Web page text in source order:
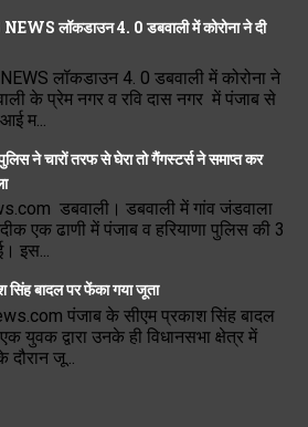
लॉकडाउन 4. 0 डबवाली में कोरोना ने दी
लॉकडाउन 4. 0 डबवाली में कोरोना ने
के प्रेम नगर व रवि दास नगर में पंजाब से
म...
ने चारों तरफ से घेरा तो गैंगस्टर्स ने समाप्त कर
डबवाली। डबवाली में गांव जंडवाला
एक ढाणी में पंजाब व हरियाणा पुलिस की 3
इस...
सिंह बादल पर फेंका गया जूता
पंजाब के सीएम प्रकाश सिंह बादल
युवक द्वारा उनके ही विधानसभा क्षेत्र में
दौरान जू...